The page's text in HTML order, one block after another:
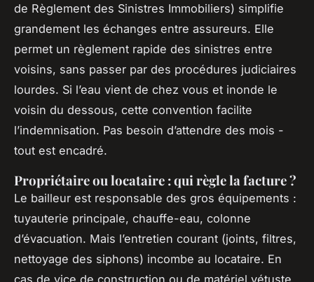
de Règlement des Sinistres Immobiliers) simplifie
grandement les échanges entre assureurs. Elle
permet un règlement rapide des sinistres entre
voisins, sans passer par des procédures judiciaires
lourdes. Si l’eau vient de chez vous et inonde le
voisin du dessous, cette convention facilite
l’indemnisation. Pas besoin d’attendre des mois -
tout est encadré.
Propriétaire ou locataire : qui règle la facture ?
Le bailleur est responsable des gros équipements :
tuyauterie principale, chauffe-eau, colonne
d’évacuation. Mais l’entretien courant (joints, filtres,
nettoyage des siphons) incombe au locataire. En
cas de vice de construction ou de matériel vétuste,